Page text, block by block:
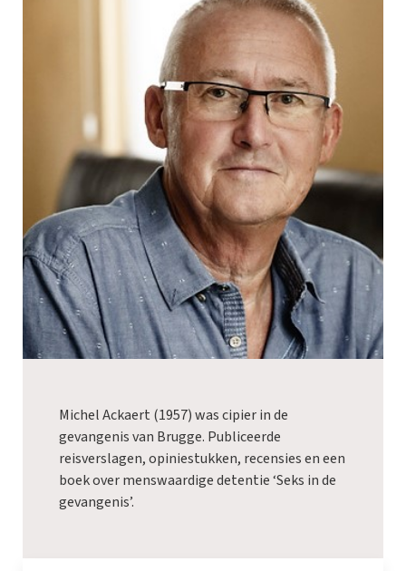
Michel Ackaert (1957) was cipier in de
gevangenis van Brugge. Publiceerde
reisverslagen, opiniestukken, recensies en een
boek over menswaardige detentie ‘Seks in de
gevangenis’.